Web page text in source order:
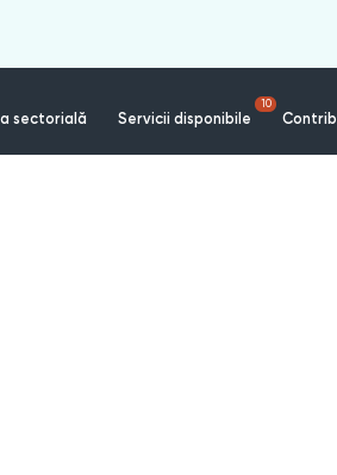
sectorială Servicii disponibile
10